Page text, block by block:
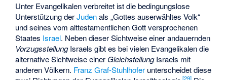
Unter Evangelikalen verbreitet ist die bedingungslose
Unterstützung derJudenals „Gottes auserwähltes Volk“
und seines vom alttestamentlichen Gott versprochenen
Staates Israel. Neben dieser Sichtweise einer andauernden
VorzugsstellungIsraels gibt es bei vielen Evangelikalen die
alternative Sichtweise einer GleichstellungIsraels mit
anderen Völkern. Franz Graf-Stuhlhofer unterscheidet diese
[29]